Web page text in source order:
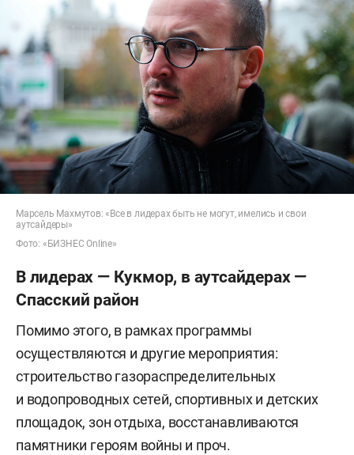
Марсель Махмутов: «Все в лидерах быть не могут, имелись и свои
аутсайдеры»
Фото: «БИЗНЕС Online»
В лидерах — Кукмор, в аутсайдерах —
Спасский район
Помимо этого, в рамках программы
осуществляются и другие мероприятия:
строительство газораспределительных
и водопроводных сетей, спортивных и детских
площадок, зон отдыха, восстанавливаются
памятники героям войны и проч.